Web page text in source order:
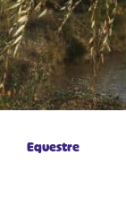
Equestre